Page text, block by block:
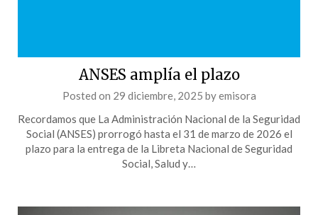
ANSES amplía el plazo
Posted on 29 diciembre, 2025 byemisora
Recordamos que La Administración Nacional de la Seguridad
Social (ANSES) prorrogó hasta el 31 de marzo de 2026 el
plazo para la entrega de la Libreta Nacional de Seguridad
Social, Salud y…